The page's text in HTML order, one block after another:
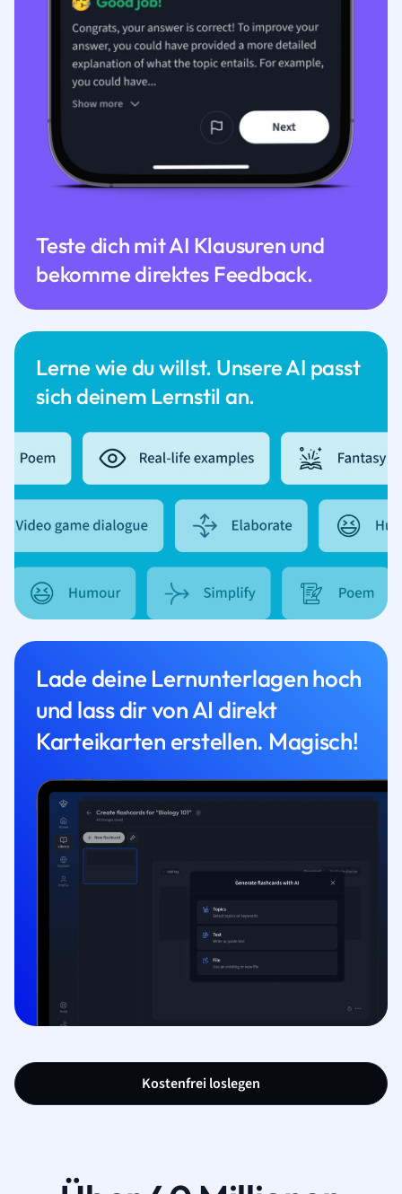
Lerne wie du willst. Unsere AI passt
sich deinem Lernstil an.
Teste dich mit AI Klausuren und
bekomme direktes Feedback.
Lade deine Lernunterlagen hoch
und lass dir von AI direkt
Karteikarten erstellen. Magisch!
Kostenfrei loslegen